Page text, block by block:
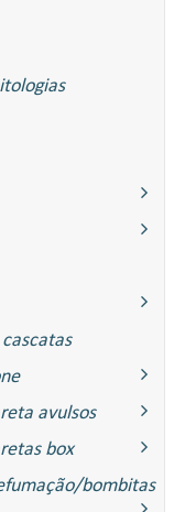
avulsos
box
bombitas